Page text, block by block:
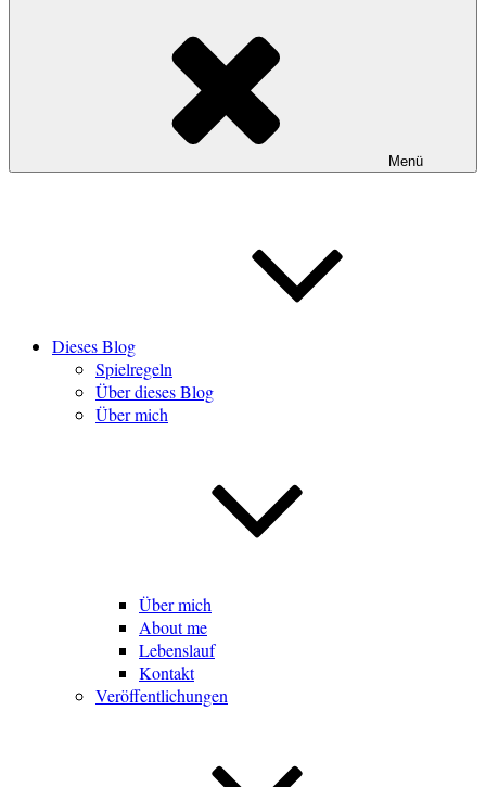
Menü
Dieses Blog
Spielregeln
Über dieses Blog
Über mich
Über mich
About me
Lebenslauf
Kontakt
Veröffentlichungen